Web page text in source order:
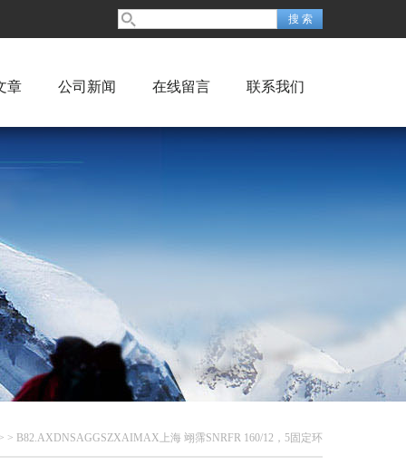
章 公司新闻 在线留言 联系我们
> B82.AXDNSAGGSZXAIMAX上海 翊霈SNRFR 160/12，5固定环